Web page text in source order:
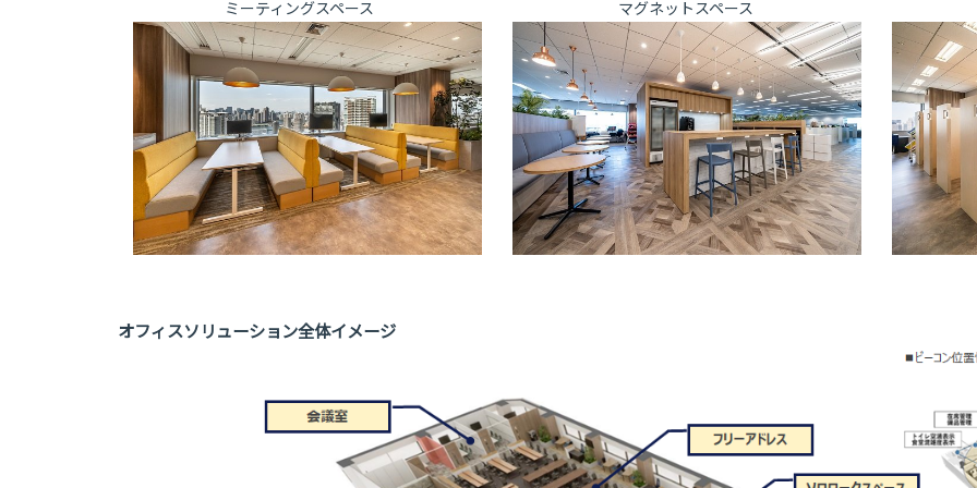
ミーティングスペース マグネットスペース 集中
オフィスソリューション全体イメージ